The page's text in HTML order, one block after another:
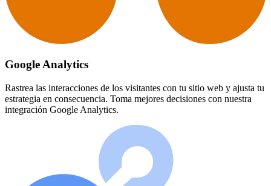
Google Analytics
Rastrea las interacciones de los visitantes con tu sitio web y ajusta tu
estrategia en consecuencia. Toma mejores decisiones con nuestra
integración Google Analytics.